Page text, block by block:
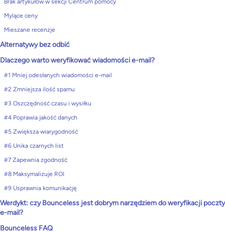
Brak artykułów w sekcji Centrum pomocy
Mylące ceny
Mieszane recenzje
Alternatywy bez odbić
Dlaczego warto weryfikować wiadomości e-mail?
#1 Mniej odesłanych wiadomości e-mail
#2 Zmniejsza ilość spamu
#3 Oszczędność czasu i wysiłku
#4 Poprawia jakość danych
#5 Zwiększa wiarygodność
#6 Unika czarnych list
#7 Zapewnia zgodność
#8 Maksymalizuje ROI
#9 Usprawnia komunikację
Werdykt: czy Bounceless jest dobrym narzędziem do weryfikacji poczty
e-mail?
Bounceless FAQ